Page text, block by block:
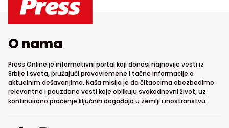
O nama
Press Online je informativni portal koji donosi najnovije vesti iz
Srbije i sveta, pružajući pravovremene i tačne informacije o
aktuelnim dešavanjima. Naša misija je da čitaocima obezbedimo
relevantne i pouzdane vesti koje oblikuju svakodnevni život, uz
kontinuirano praćenje ključnih događaja u zemlji i inostranstvu.